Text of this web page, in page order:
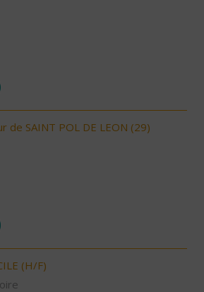
de SAINT POL DE LEON (29)
(H/F)